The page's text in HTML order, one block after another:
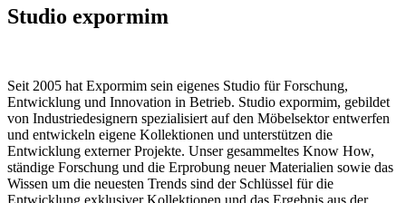
Studio expormim
Seit 2005 hat Expormim sein eigenes Studio für Forschung,
Entwicklung und Innovation in Betrieb. Studio expormim, gebildet
von Industriedesignern spezialisiert auf den Möbelsektor entwerfen
und entwickeln eigene Kollektionen und unterstützen die
Entwicklung externer Projekte. Unser gesammeltes Know How,
ständige Forschung und die Erprobung neuer Materialien sowie das
Wissen um die neuesten Trends sind der Schlüssel für die
Entwicklung exklusiver Kollektionen und das Ergebnis aus der